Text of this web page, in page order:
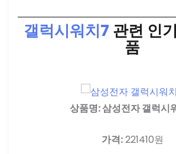
갤럭시워치7 관련 인
품
상품명: 삼성전자 갤럭시
가격:221410원